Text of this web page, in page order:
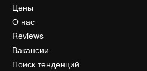
Цены
О нас
Reviews
Вакансии
Поиск тенденций